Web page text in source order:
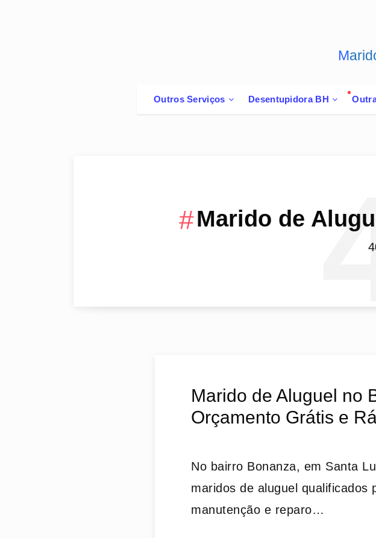
Outros Serviços Desentupidora BH
Marido de
Marido de Aluguel no
Orçamento Grátis e
No bairro Bonanza, em Santa
maridos de aluguel qualificados
manutenção e reparo…